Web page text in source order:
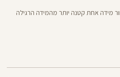
מידה אחת קטנה יותר מהמידה הרגילה